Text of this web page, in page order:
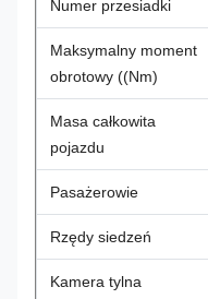
Numer przesiadki
Maksymalny moment
obrotowy ((Nm)
Masa całkowita
pojazdu
Pasażerowie
Rzędy siedzeń
Kamera tylna